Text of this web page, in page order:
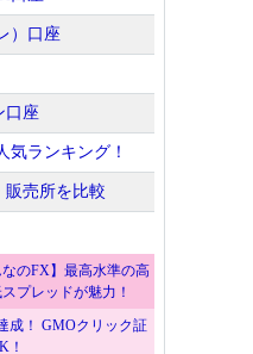
）口座
口座
気ランキング！
販売所を比較
なのFX】最高水準の高
プレッドが魅力！
成！ GMOクリック証
！